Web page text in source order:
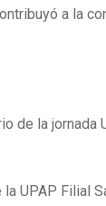
a la
de la jornada
UPAP Filial